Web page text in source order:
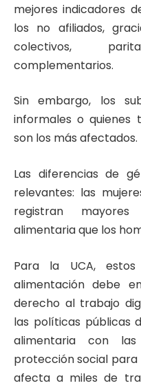
mejores indicadores
los no afiliados,
colectivos,
complementarios.
Sin embargo, los
informales o quienes
son los más afectados.
Las diferencias de
relevantes: las
registran
alimentaria que los
Para la UCA,
alimentación debe
derecho al trabajo
las políticas públicas
alimentaria con
protección social para
afecta a miles de